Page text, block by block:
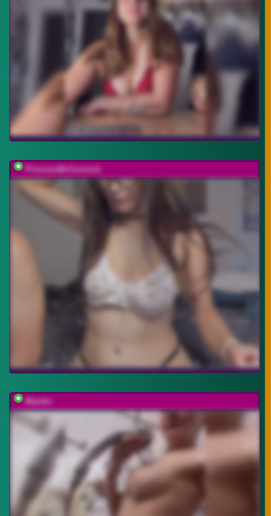
PrincessMcCormick
Masiko